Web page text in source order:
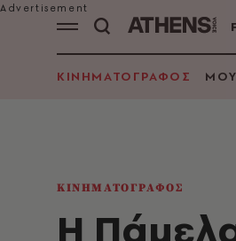
ΚΙΝΗΜΑΤΟΓΡΑΦΟΣ
ΚΙΝΗΜΑΤΟΓΡΑΦΟΣ
Η